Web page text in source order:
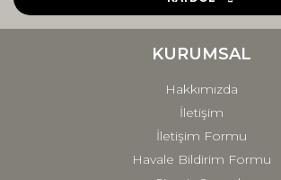
Ürün fiyatı diğer sitelerden daha pahalı.
KURUMSAL
Hakkımızda
İletişim
İletişim Formu
Havale Bildirim Formu